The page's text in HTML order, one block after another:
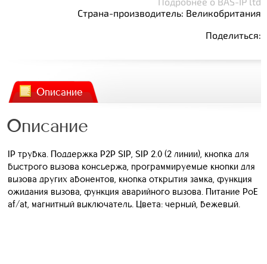
Страна-производитель: Великобритания
Поделиться:
Описание
Описание
IP трубка. Поддержка P2P SIP, SIP 2.0 (2 линии), кнопка для
быстрого вызова консьержа, программируемые кнопки для
вызова других абонентов, кнопка открытия замка, функция
ожидания вызова, функция аварийного вызова. Питание PoE
af/at, магнитный выключатель. Цвета: черный, бежевый.